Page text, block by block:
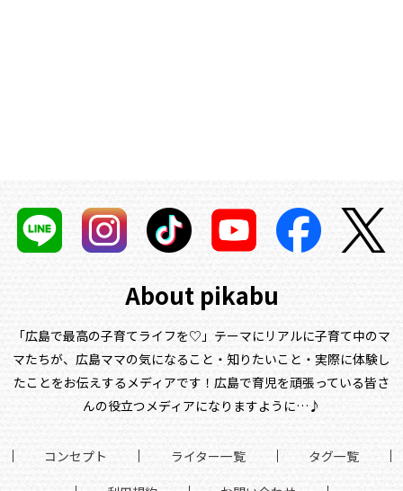
About pikabu
「広島で最高の子育てライフを♡」テーマにリアルに子育て中のマ
マたちが、 広島ママの気になること・知りたいこと・実際に体験し
たことをお伝えするメディアです！ 広島で育児を頑張っている皆さ
んの役立つメディアになりますように…♪
コンセプト ライター一覧 タグ一覧